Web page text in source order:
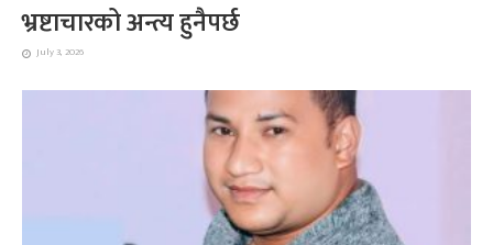
भ्रष्टाचारको अन्त्य हुनैपर्छ
July 3, 2026